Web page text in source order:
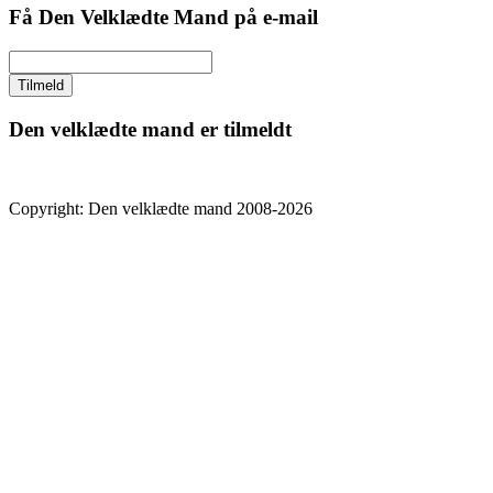
Få Den Velklædte Mand på e-mail
Den velklædte mand er tilmeldt
Copyright: Den velklædte mand 2008-2026